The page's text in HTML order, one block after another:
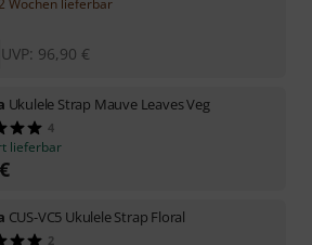
UVP: 96,90 €
Ukulele Strap Mauve Leaves Veg
4
lieferbar
€
CUS-VC5 Ukulele Strap Floral
2